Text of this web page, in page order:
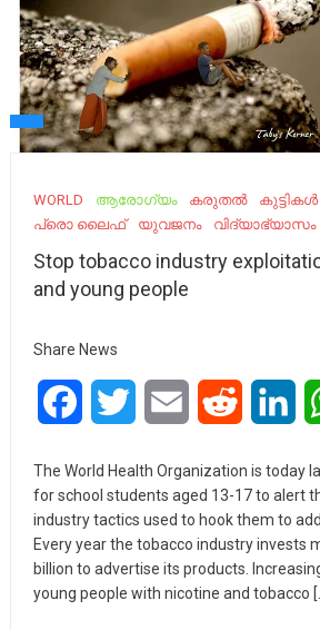
WORLD ആരോഗ്യം കരുതൽ കുട്ടികൾ
പ്രൊ ലൈഫ്
യുവജനം വിദ്യാഭ്യാസം
Stop tobacco industry
and young people
Share News
FacebookTwitter Email Reddit
The World Health Organization is today
for school students aged 13-17 to alert
industry tactics used to hook them to
Every year the tobacco industry invests
billion to advertise its products.
young people with nicotine and tobacco